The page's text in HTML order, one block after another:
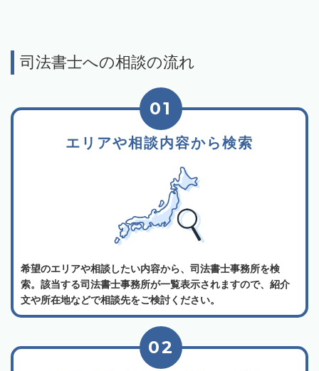
司法書士への相談の流れ
エリアや相談内容から検索
01
希望のエリアや相談したい内容から、司法書士事務所を検
索。該当する司法書士事務所が一覧表示されますので、紹介
文や所在地などで相談先をご検討ください。
02